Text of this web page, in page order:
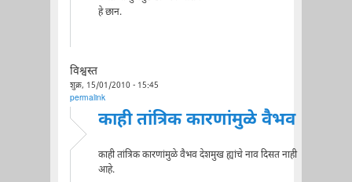
हे छान.
विश्वस्त
शुक्र, 15/01/2010 - 15:45
permalink
काही तांत्रिक कारणांमुळे वैभव
काही तांत्रिक कारणांमुळे वैभव देशमुख ह्यांचे नाव दिसत नाही
आहे.